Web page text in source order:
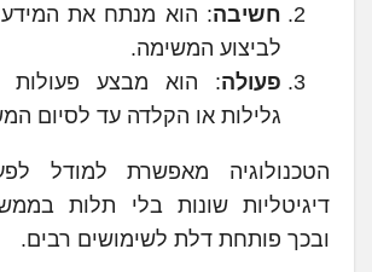
חשיבה: הוא מנתח את המידע
לביצוע המשימה.
פעולה: הוא מבצע פעולות
גלילות או הקלדה עד לסיום
הטכנולוגיה מאפשרת למודל
דיגיטליות שונות בלי תלות
ובכך פותחת דלת לשימושים רבים.